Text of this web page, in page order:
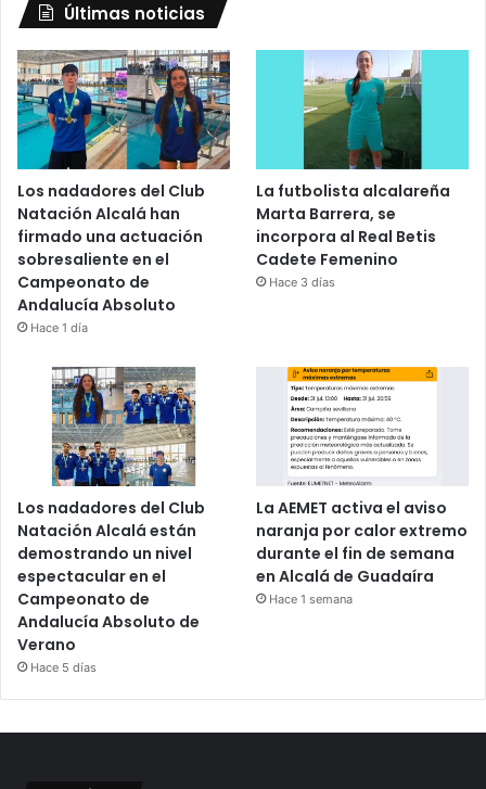
Últimas noticias
Los nadadores del Club
Natación Alcalá han
firmado una actuación
sobresaliente en el
Campeonato de
Andalucía Absoluto
Hace 1 día
La futbolista alcalareña
Marta Barrera, se
incorpora al Real Betis
Cadete Femenino
Hace 3 días
Los nadadores del Club
Natación Alcalá están
demostrando un nivel
espectacular en el
Campeonato de
Andalucía Absoluto de
Verano
Hace 5 días
La AEMET activa el aviso
naranja por calor extremo
durante el fin de semana
en Alcalá de Guadaíra
Hace 1 semana